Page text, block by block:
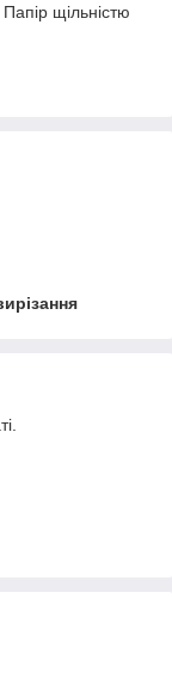
щільністю